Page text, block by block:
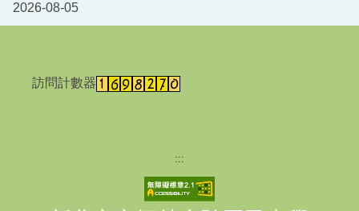
2026-08-05
訪問計數器
:::